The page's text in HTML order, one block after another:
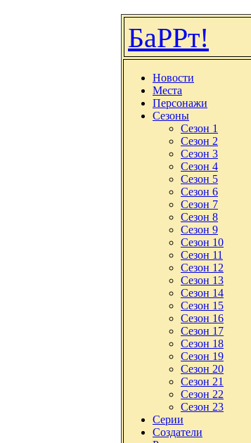
БаРРт!
Новости
Места
Персонажи
Сезоны
Сезон 1
Сезон 2
Сезон 3
Сезон 4
Сезон 5
Сезон 6
Сезон 7
Сезон 8
Сезон 9
Сезон 10
Сезон 11
Сезон 12
Сезон 13
Сезон 14
Сезон 15
Сезон 16
Сезон 17
Сезон 18
Сезон 19
Сезон 20
Сезон 21
Сезон 22
Сезон 23
Серии
Создатели